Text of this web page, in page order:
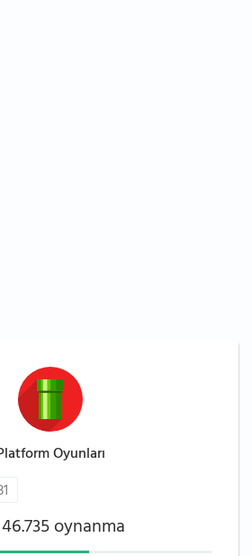
Oyunları
46.735 oynanma